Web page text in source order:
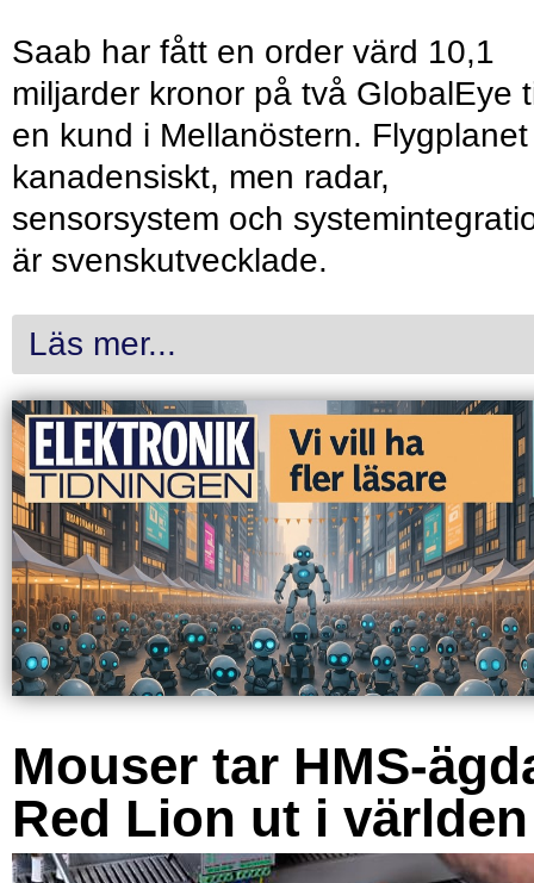
Saab har fått en order värd 10,1
miljarder kronor på två GlobalEye
en kund i Mellanöstern.
kanadensiskt, men radar,
sensorsystem och
är svenskutvecklade.
Läs mer...
Mouser tar HMS-
Red Lion ut i världen